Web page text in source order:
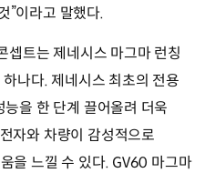
”이라고 말했다.
셉트는 제네시스 마그마 런칭
나다. 제네시스 최초의 전용
을 한 단계 끌어올려 더욱
자와 차량이 감성적으로
을 느낄 수 있다. GV60 마그마